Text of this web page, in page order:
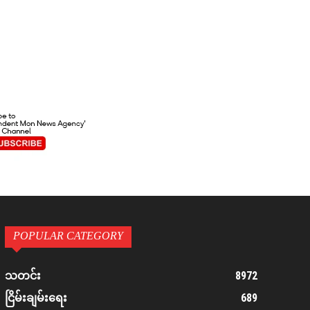
POPULAR CATEGORY
သတင်း 8972
ငြိမ်းချမ်းရေး 689